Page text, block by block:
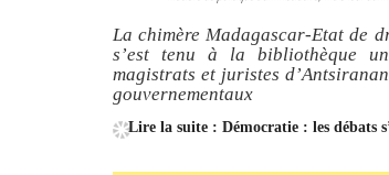
La chimère Madagascar-Etat de
s’est tenu à la bibliothèque
magistrats et juristes
gouvernementaux
Lire la suite : Démocratie : les débats